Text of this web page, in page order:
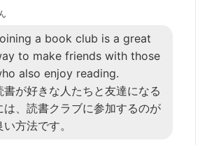
a book club is a great
to make friends with those
also enjoy reading.
書が好きな人たちと友達になる
は、読書クラブに参加するのが
い方法です。